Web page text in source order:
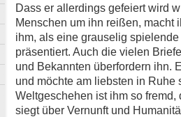
Dass er allerdings gefeiert wird
Menschen um ihn reißen, macht
ihm, als eine grauselig
präsentiert. Auch die vielen
und Bekannten überfordern ihn.
und möchte am liebsten in Ruhe
Weltgeschehen ist ihm so
siegt über Vernunft und